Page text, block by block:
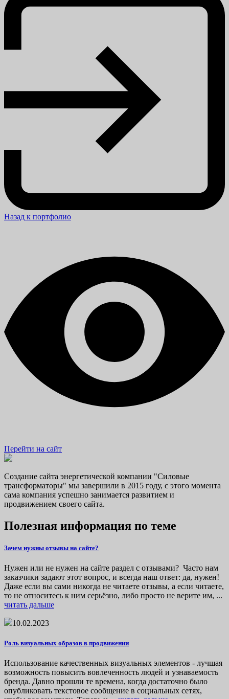
Назад к портфолио
Перейти на сайт
Создание сайта энергетической компании "Силовые
трансформаторы" мы завершили в 2015 году, с этого момента
сама компания успешно занимается развитием и
продвижением своего сайта.
Полезная информация по теме
Зачем нужны отзывы на сайте?
Нужен или не нужен на сайте раздел с отзывами? Часто нам
заказчики задают этот вопрос, и всегда наш ответ: да, нужен!
Даже если вы сами никогда не читаете отзывы, а если читаете,
то не относитесь к ним серьёзно, либо просто не верите им, ...
читать дальше
10.02.2023
Роль визуальных образов в продвижении
Использование качественных визуальных элементов - лучшая
возможность повысить вовлеченность людей и узнаваемость
бренда. Давно прошли те времена, когда достаточно было
опубликовать текстовое сообщение в социальных сетях,